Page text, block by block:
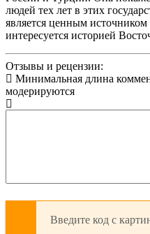
людей тех лет в этих
является ценным
интересуется историей
Отзывы и рецензии:
Минимальная длина
модерируются
Введите код с